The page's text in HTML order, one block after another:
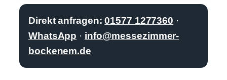
Direkt anfragen: 01577 1277360 ·
WhatsApp · info@messezimmer-
bockenem.de